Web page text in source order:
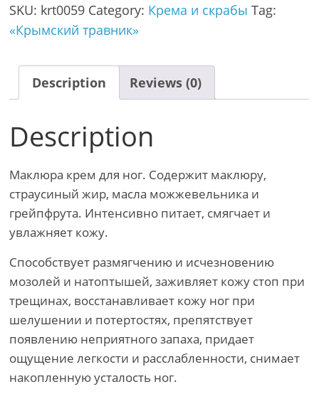
SKU: krt0059 Category: Крема и скрабы Tag:
«Крымский травник»
Description Reviews (0)
Description
Маклюра крем для ног. Содержит маклюру,
страусиный жир, масла можжевельника и
грейпфрута. Интенсивно питает, смягчает и
увлажняет кожу.
Способствует размягчению и исчезновению
мозолей и натоптышей, заживляет кожу стоп при
трещинах, восстанавливает кожу ног при
шелушении и потертостях, препятствует
появлению неприятного запаха, придает
ощущение легкости и расслабленности, снимает
накопленную усталость ног.